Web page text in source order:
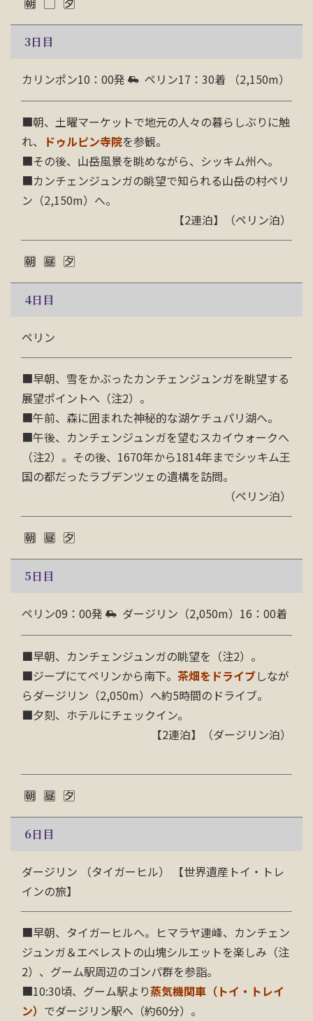
3日目
カリンポン10：00発 ペリン17：30着 （2,150m）
■朝、土曜マーケットで地元の人々の暮らしぶりに触
れ、
ドゥルピン寺院を参観。
■その後、山岳風景を眺めながら、シッキム州へ。
■カンチェンジュンガの眺望で知られる山岳の村ペリ
ン（2,150m）へ。
【2連泊】（ペリン泊）
4日目
ペリン
■早朝、雪をかぶったカンチェンジュンガを眺望する
展望ポイントへ（注2）。
■午前、森に囲まれた神秘的な湖ケチュパリ湖へ。
■午後、カンチェンジュンガを望むスカイウォークへ
（注2）。その後、1670年から1814年までシッキム王
国の都だったラブデンツェの遺構を訪問。
（ペリン泊）
5日目
ペリン09：00発 ダージリン（2,050m）16：00着
■早朝、カンチェンジュンガの眺望を（注2）。
■ジープにてペリンから南下。 茶畑をドライブしなが
らダージリン（2,050m）へ約5時間のドライブ。
■夕刻、ホテルにチェックイン。
【2連泊】（ダージリン泊）
6日目
ダージリン （タイガーヒル） 【世界遺産トイ・トレ
インの旅】
■早朝、タイガーヒルへ。ヒマラヤ連峰、カンチェン
ジュンガ＆エベレストの山塊シルエットを楽しみ（注
2）、グーム駅周辺のゴンパ群を参詣。
■10:30頃、グーム駅より蒸気機関車（トイ・トレイ
ン） でダージリン駅へ（約60分）。